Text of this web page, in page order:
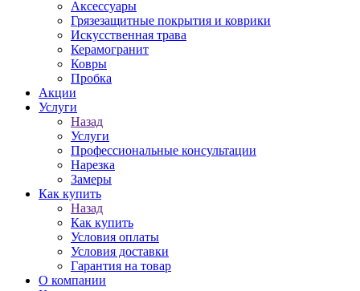
Аксессуары
Грязезащитные покрытия и коврики
Искусственная трава
Керамогранит
Ковры
Пробка
Акции
Услуги
Назад
Услуги
Профессиональные консультации
Нарезка
Замеры
Как купить
Назад
Как купить
Условия оплаты
Условия доставки
Гарантия на товар
О компании